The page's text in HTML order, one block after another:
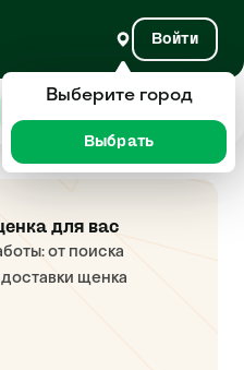
Войти
для вас
от поиска
щенка
Выберите город
Выбрать